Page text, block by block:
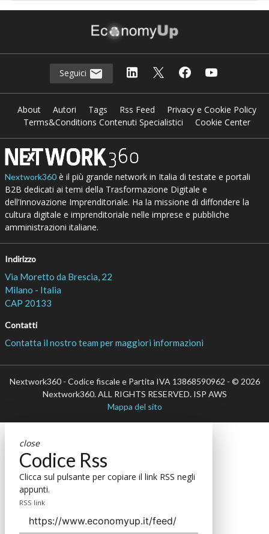
Seguici
About Autori Tags Rss Feed
Privacy e Cookie Policy
Terms&Conditions Contenuti Specialistici
Cookie Center
Nextwork360è il più grande network in Italia di testate e portali
B2B dedicati ai temi della Trasformazione Digitale e
dell’Innovazione Imprenditoriale. Ha la missione di diffondere la
cultura digitale e imprenditoriale nelle imprese e pubbliche
amministrazioni italiane.
Indirizzo
Via Moretto da Brescia, 22
Milano - Italia
CAP 20133
Contatti
Contatta il nostro team per maggiori informazioni
Nextwork360 - Codice fiscale e Partita IVA 13868590962 - © 2026
Nextwork360. ALL RIGHTS RESERVED. ISP AWS
Mappa del sito
close
Codice Rss
Clicca sul pulsante per copiare il link RSS negli
appunti.
RSS link